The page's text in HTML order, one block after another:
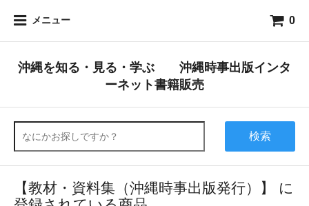
メニュー 0
沖縄を知る・見る・学ぶ 沖縄時事出版インタ
ーネット書籍販売
検索
【教材・資料集（沖縄時事出版発行）】 に